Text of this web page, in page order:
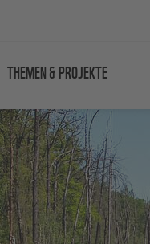
THEMEN & PROJEKTE